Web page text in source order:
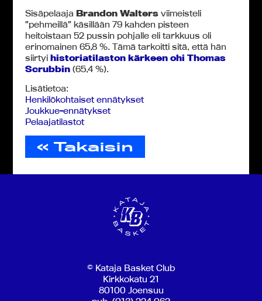
SisäpelaajaBrandon Walters viimeisteli
”pehmeillä” käsillään 79 kahden pisteen
heitoistaan 52 pussin pohjalle eli tarkkuus oli
erinomainen 65,8 %. Tämä tarkoitti sitä, että hän
siirtyihistoriatilaston kärkeen ohi Thomas
Scrubbin (65,4 %).
Lisätietoa:
Henkilökohtaiset ennätykset
Joukkue-ennätykset
Pelaajatilastot
« Takaisin
© Kataja Basket Club
Kirkkokatu 21
80100 Joensuu